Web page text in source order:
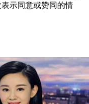
示同意或赞同的情